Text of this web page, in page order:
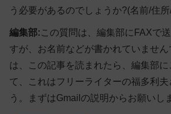
う必要があるのでしょうか?(名前/住
編集部:この質問は、編集部にFAXで
すが、お名前などが書かれていませ
は、この記事を読まれたら、編集部に
て、これはフリーライターの福多利夫
う。まずはGmailの説明からお願いし